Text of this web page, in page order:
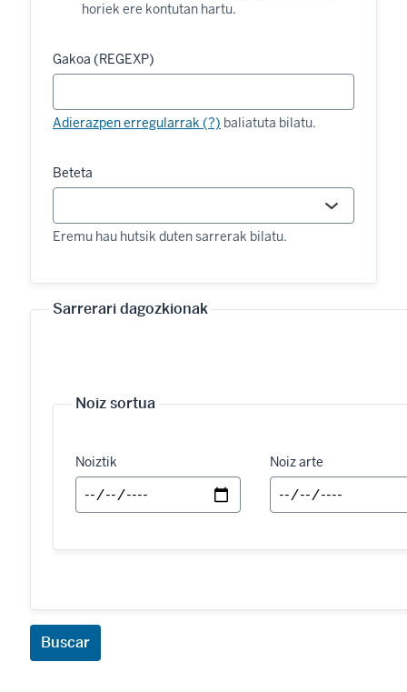
horiek ere kontutan hartu.
Gakoa (REGEXP)
Adierazpen erregularrak (?) baliatuta bilatu.
Beteta
Eremu hau hutsik duten sarrerak bilatu.
Sarrerari dagozkionak
Noiz sortua
Noiztik Noiz arte